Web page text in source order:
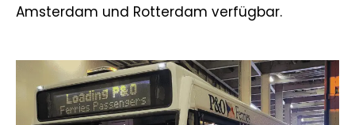
Amsterdam und Rotterdam verfügbar.